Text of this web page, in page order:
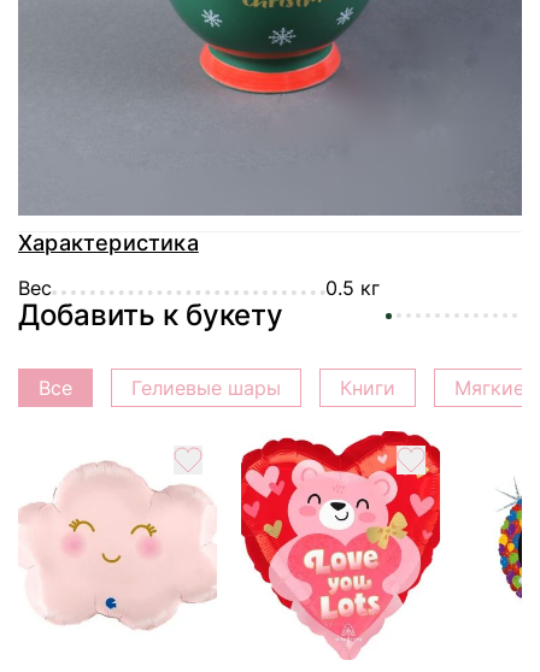
Характеристика
Вес 0.5 кг
Добавить к букету
Все Гелиевые шары Книги Мягкие